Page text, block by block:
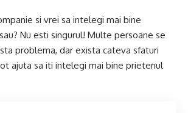
si vrei sa intelegi mai bine
Nu esti singurul! Multe persoane se
problema, dar exista cateva sfaturi
ajuta sa iti intelegi mai bine prietenul